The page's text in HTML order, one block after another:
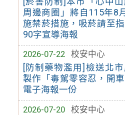
周邊商圈」將自115年8
施禁菸措施，吸菸請至
90字宣導海報
2026-07-22
校安中心
[防制藥物濫用]檢送北
製作「毒駕零容忍，開車
電子海報一份
2026-07-20
校安中心